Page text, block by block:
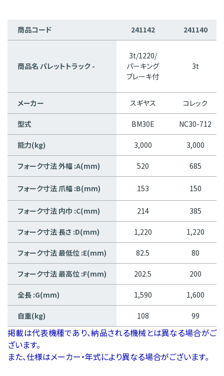
商品コード 241142 241140
商品名 パレットトラック -
3t/1220/
パーキング
ブレーキ付
3t
メーカー スギヤス コレック
型式 BM30E NC30-712
能力(kg) 3,000 3,000
フォーク寸法 外幅 :A(mm) 520 685
フォーク寸法 爪幅 :B(mm) 153 150
フォーク寸法 内巾 :C(mm) 214 385
フォーク寸法 長さ :D(mm) 1,220 1,220
フォーク寸法 最低位 :E(mm) 82.5 80
フォーク寸法 最高位 :F(mm) 202.5 200
全長 :G(mm) 1,590 1,600
自重(kg) 108 99
掲載は代表機種であり、納品される機械とは異なる場合がご
ざいます。
また、仕様はメーカー・年式により異なる場合がございます。